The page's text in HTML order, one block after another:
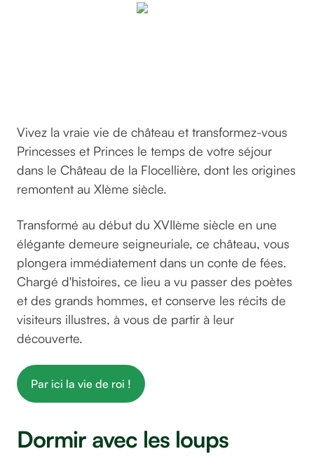
Vivez la vraie vie de château et transformez-vous
Princesses et Princes le temps de votre séjour
dans le Château de la Flocellière, dont les origines
remontent au XIème siècle.
Transformé au début du XVIIème siècle en une
élégante demeure seigneuriale, ce château, vous
plongera immédiatement dans un conte de fées.
Chargé d'histoires, ce lieu a vu passer des poètes
et des grands hommes, et conserve les récits de
visiteurs illustres, à vous de partir à leur
découverte.
Par ici la vie de roi !
Dormir avec les loups